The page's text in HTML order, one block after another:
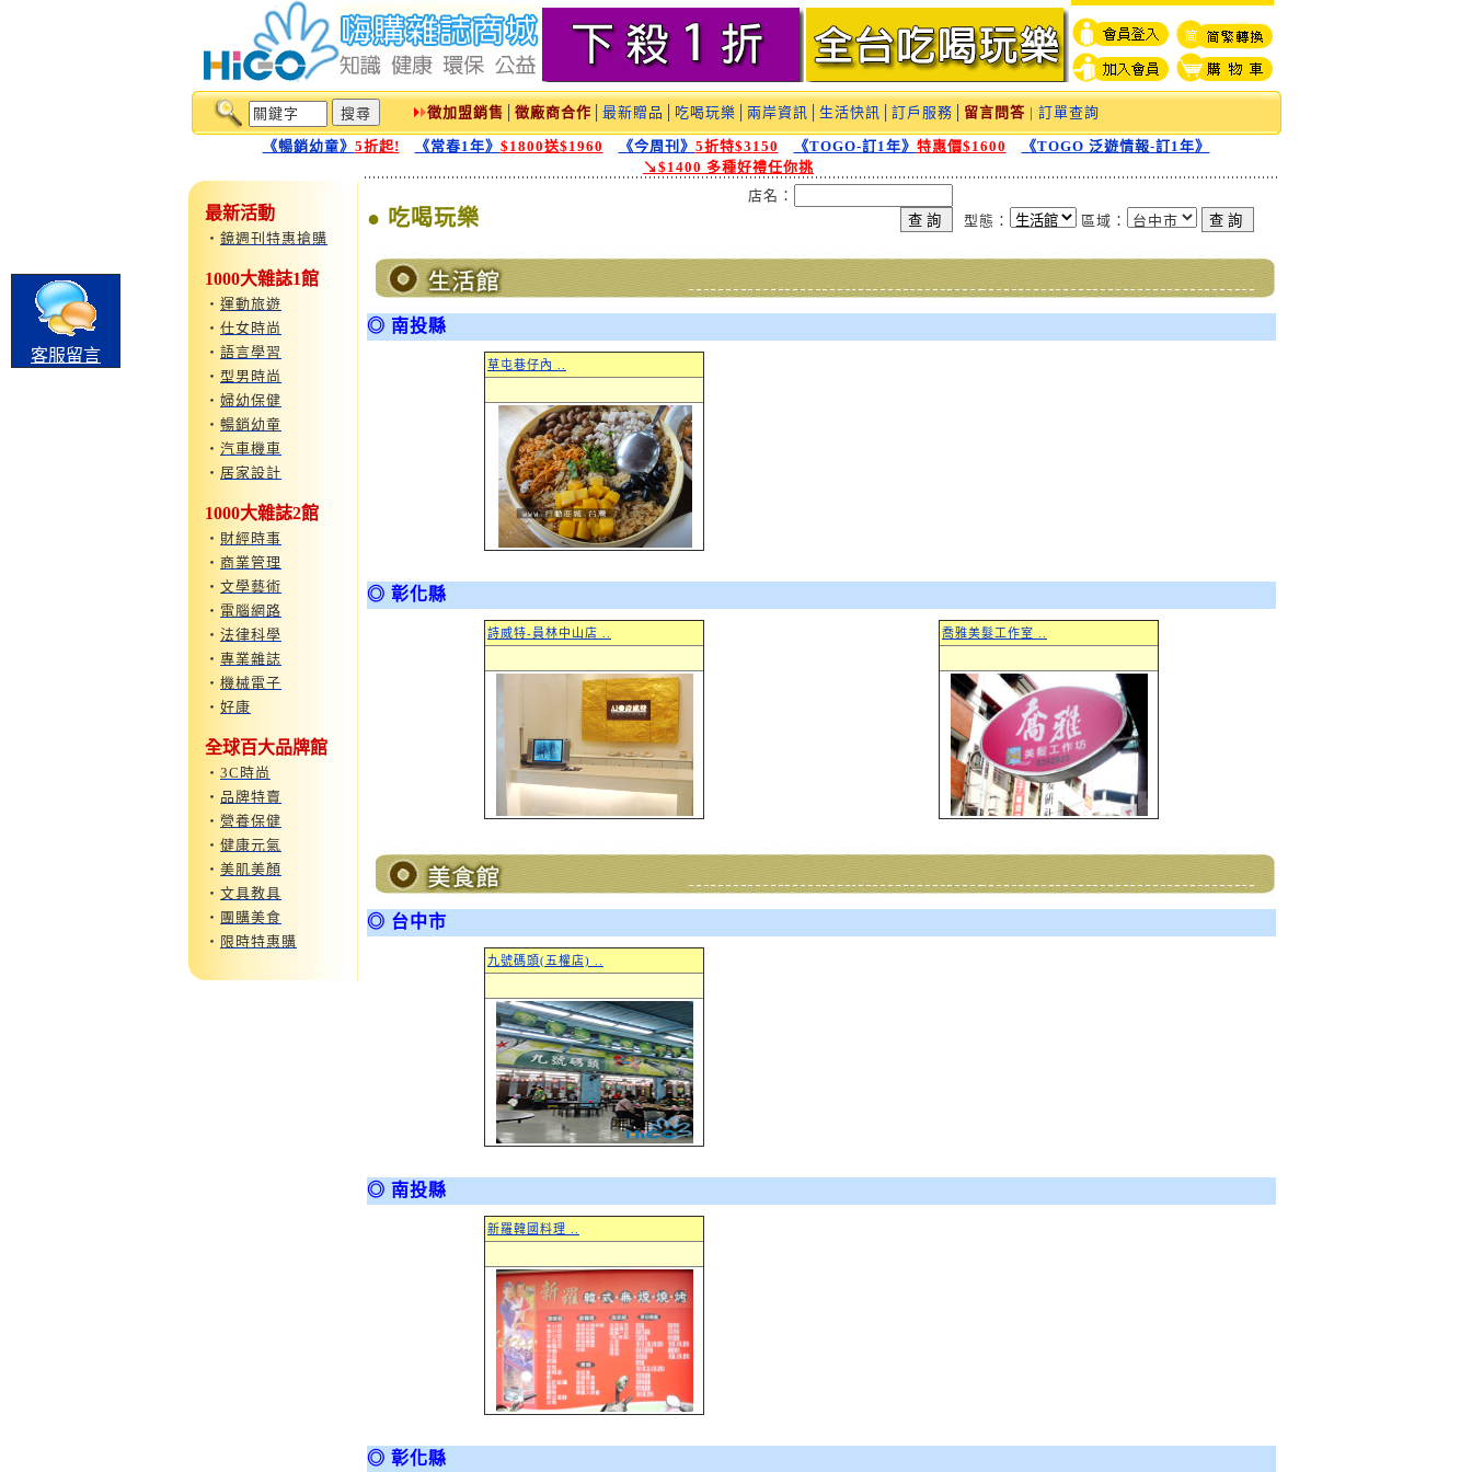
客服留言
徵加盟銷售 徵廠商合作 最新贈品 吃喝玩樂 兩岸資訊 生活快訊 訂戶服務 留言問答 | 訂單查詢
《暢銷幼童》 5折起! 《常春1年》 $1800送$1960 《今周刊》 5折特$3150 《TOGO-訂1年》 特惠價$1600
《TOGO 泛遊情報-訂1年》
↘$1400 多種好禮任你挑
最新活動
‧ 鏡週刊特惠搶購
1000大雜誌1館
‧ 運動旅遊
‧ 仕女時尚
‧ 語言學習
‧ 型男時尚
‧ 婦幼保健
‧ 暢銷幼童
‧ 汽車機車
‧ 居家設計
1000大雜誌2館
‧ 財經時事
‧ 商業管理
‧ 文學藝術
‧ 電腦網路
‧ 法律科學
‧ 專業雜誌
‧ 機械電子
‧ 好康
全球百大品牌館
‧ 3C時尚
‧ 品牌特賣
‧ 營養保健
‧ 健康元氣
‧ 美肌美顏
‧ 文具教具
‧ 團購美食
‧ 限時特惠購
● 吃喝玩樂
店名：
型態：
區域：
◎ 南投縣
草屯巷仔內 ..
◎ 彰化縣
詩威特-員林中山店 .. 喬雅美髮工作室 ..
◎ 台中市
九號碼頭(五權店) ..
◎ 南投縣
新羅韓國料理 ..
◎ 彰化縣